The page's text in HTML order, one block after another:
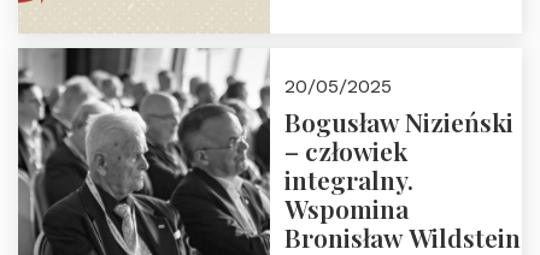
20/05/2025
Bogusław Nizieński
– człowiek
integralny.
Wspomina
Bronisław Wildstein